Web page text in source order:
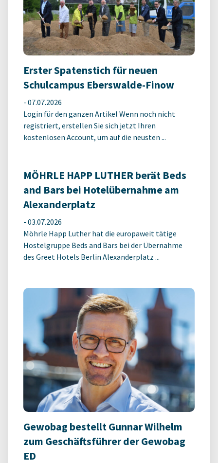
Erster Spatenstich für neuen
Schulcampus Eberswalde-Finow
- 07.07.2026
Login für den ganzen Artikel Wenn noch nicht
registriert, erstellen Sie sich jetzt Ihren
kostenlosen Account, um auf die neusten ...
MÖHRLE HAPP LUTHER berät Beds
and Bars bei Hotelübernahme am
Alexanderplatz
- 03.07.2026
Möhrle Happ Luther hat die europaweit tätige
Hostelgruppe Beds and Bars bei der Übernahme
des Greet Hotels Berlin Alexanderplatz ...
Gewobag bestellt Gunnar Wilhelm
zum Geschäftsführer der Gewobag
ED